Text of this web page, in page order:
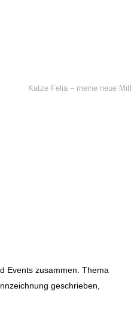
Katze Felia – meine neue
Events zusammen. Thema
geschrieben,